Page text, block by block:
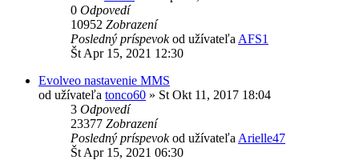
0 Odpovedí
10952 Zobrazení
Posledný príspevokod užívateľa AFS1
Št Apr 15, 2021 12:30
Evolveo nastavenie MMS
od užívateľa tonco60 » St Okt 11, 2017 18:04
3 Odpovedí
23377 Zobrazení
Posledný príspevokod užívateľa Arielle47
Št Apr 15, 2021 06:30